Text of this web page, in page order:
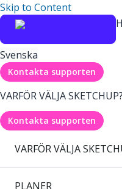
Skip to Content
Svenska
Kontakta supporten
VARFÖR VÄLJA SKETCHUP?
Kontakta supporten
VARFÖR VÄLJA
PLANER